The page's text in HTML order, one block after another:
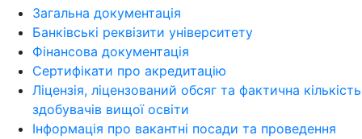
Загальна документація
Банківські реквізити університету
Фінансова документація
Сертифікати про акредитацію
Ліцензія, ліцензований обсяг та фактична кількість
здобувачів вищої освіти
Інформація про вакантні посади та проведення